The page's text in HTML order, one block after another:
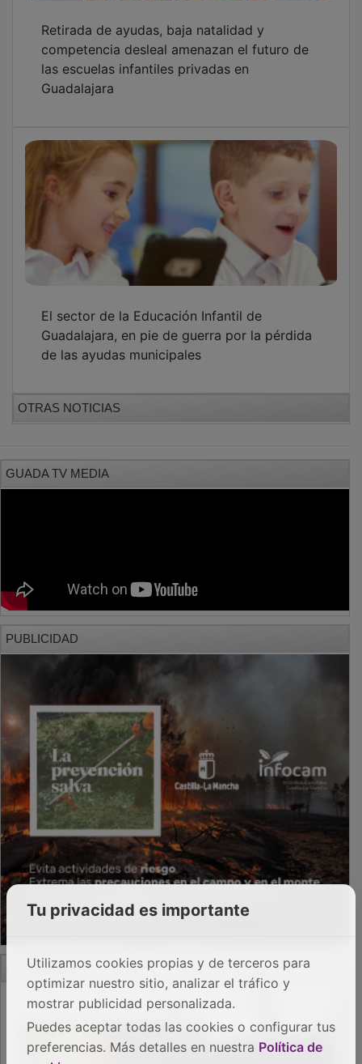
OTRAS NOTICIAS
PUBLICIDAD
Tu privacidad es importante
Utilizamos cookies propias y de terceros para
optimizar nuestro sitio, analizar el tráfico y
mostrar publicidad personalizada.
Puedes aceptar todas las cookies o configurar tus
preferencias. Más detalles en nuestra Política de